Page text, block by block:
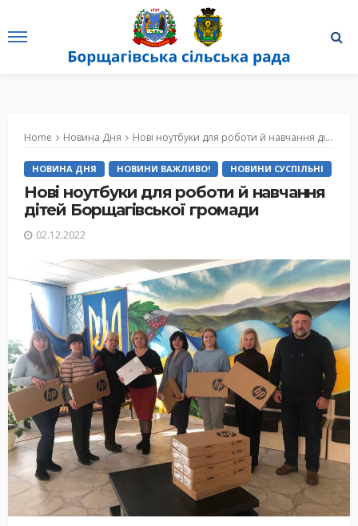
Home Новина Дня Нові ноутбуки для роботи й навчання дітей Борщагівської громади
НОВИНА ДНЯ НОВИНИ ВАЖЛИВО! НОВИНИ СУСПІЛЬНІ
Нові ноутбуки для роботи й навчання
дітей Борщагівської громади
02.12.2022